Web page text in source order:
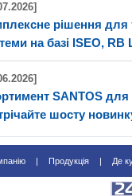
рішення для
на базі ISEO, RB
SANTOS
шосту
Продукція Де